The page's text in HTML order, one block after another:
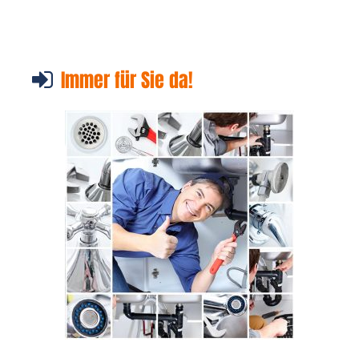
Immer für Sie da!